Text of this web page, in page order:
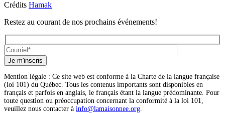
Crédits Hamak
Restez au courant de nos prochains événements!
Je m'inscris
Mention légale : Ce site web est conforme à la Charte de la langue française
(loi 101) du Québec. Tous les contenus importants sont disponibles en
français et parfois en anglais, le français étant la langue prédominante. Pour
toute question ou préoccupation concernant la conformité à la loi 101,
veuillez nous contacter à info@lamaisonnee.org